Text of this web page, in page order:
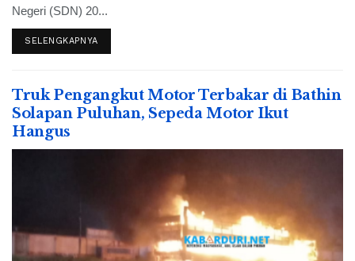
Negeri (SDN) 20...
SELENGKAPNYA
Truk Pengangkut Motor Terbakar di Bathin
Solapan Puluhan, Sepeda Motor Ikut
Hangus